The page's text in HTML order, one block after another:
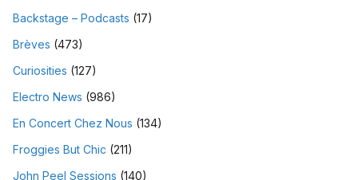
Backstage – Podcasts (17)
Brèves (473)
Curiosities (127)
Electro News (986)
En Concert Chez Nous (134)
Froggies But Chic (211)
John Peel Sessions (140)